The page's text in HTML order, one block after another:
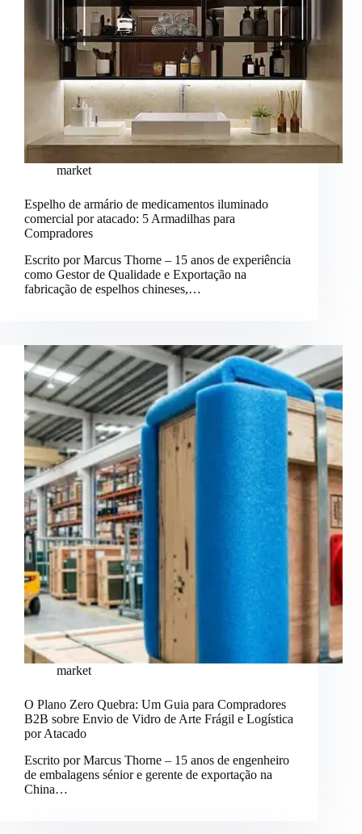
market
Espelho de armário de medicamentos iluminado
comercial por atacado: 5 Armadilhas para
Compradores
Escrito por Marcus Thorne – 15 anos de experiência
como Gestor de Qualidade e Exportação na
fabricação de espelhos chineses,…
market
O Plano Zero Quebra: Um Guia para Compradores
B2B sobre Envio de Vidro de Arte Frágil e Logística
por Atacado
Escrito por Marcus Thorne – 15 anos de engenheiro
de embalagens sénior e gerente de exportação na
China…